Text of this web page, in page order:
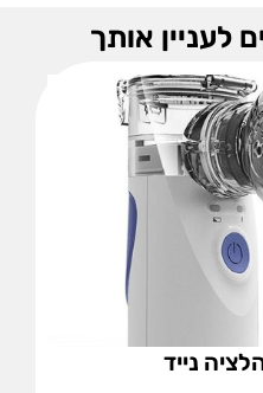
לעניין אותך
נייד